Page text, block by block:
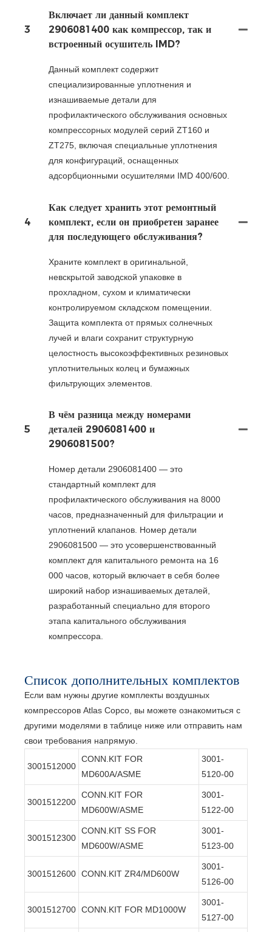
3
Включает ли данный комплект
2906081400 как компрессор, так и
встроенный осушитель IMD?
Данный комплект содержит
специализированные уплотнения и
изнашиваемые детали для
профилактического обслуживания основных
компрессорных модулей серий ZT160 и
ZT275, включая специальные уплотнения
для конфигураций, оснащенных
адсорбционными осушителями IMD 400/600.
4
Как следует хранить этот ремонтный
комплект, если он приобретен заранее
для последующего обслуживания?
Храните комплект в оригинальной,
невскрытой заводской упаковке в
прохладном, сухом и климатически
контролируемом складском помещении.
Защита комплекта от прямых солнечных
лучей и влаги сохранит структурную
целостность высокоэффективных резиновых
уплотнительных колец и бумажных
фильтрующих элементов.
5
В чём разница между номерами
деталей 2906081400 и
2906081500?
Номер детали 2906081400 — это
стандартный комплект для
профилактического обслуживания на 8000
часов, предназначенный для фильтрации и
уплотнений клапанов. Номер детали
2906081500 — это усовершенствованный
комплект для капитального ремонта на 16
000 часов, который включает в себя более
широкий набор изнашиваемых деталей,
разработанный специально для второго
этапа капитального обслуживания
компрессора.
Список дополнительных комплектов
Если вам нужны другие комплекты воздушных
компрессоров Atlas Copco, вы можете ознакомиться с
другими моделями в таблице ниже или отправить нам
свои требования напрямую.
3001512000
CONN.KIT FOR
MD600A/ASME
3001-
5120-00
3001512200
CONN.KIT FOR
MD600W/ASME
3001-
5122-00
3001512300
CONN.KIT SS FOR
MD600W/ASME
3001-
5123-00
3001512600 CONN.KIT ZR4/MD600W
3001-
5126-00
3001512700 CONN.KIT FOR MD1000W
3001-
5127-00